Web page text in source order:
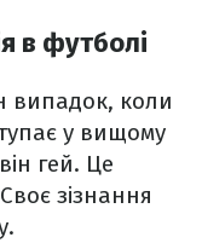
в футболі
випадок, коли
у вищому
гей. Це
зізнання